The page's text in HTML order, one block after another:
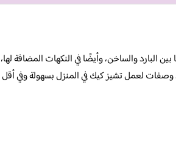
البارد والساخن، وأيضًا في النكهات المضافة لها،
لعمل تشيز كيك في المنزل بسهولة وفي أقل